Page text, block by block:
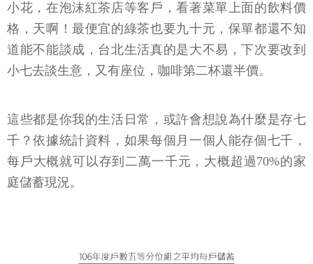
小花，在泡沫紅茶店等客戶，看著菜單上面的飲料價
格，天啊！最便宜的綠茶也要九十元，保單都還不知
道能不能談成，台北生活真的是大不易，下次要改到
小七去談生意，又有座位，咖啡第二杯還半價。
這些都是你我的生活日常，或許會想說為什麼是存七
千？依據統計資料，如果每個月一個人能存個七千，
每戶大概就可以存到二萬一千元，大概超過70%的家
庭儲蓄現況。